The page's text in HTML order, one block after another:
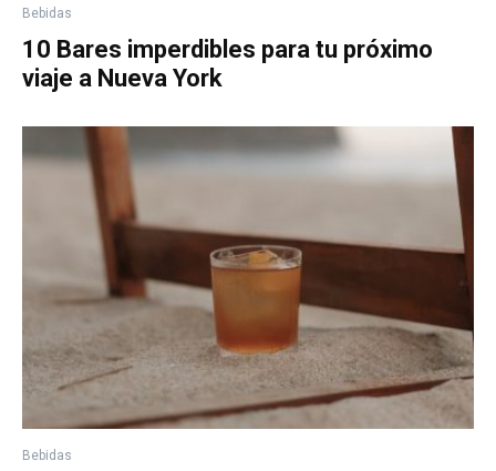
Bebidas
10 Bares imperdibles para tu próximo
viaje a Nueva York
Bebidas